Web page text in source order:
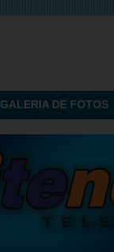
GALERIA DE FOTOS